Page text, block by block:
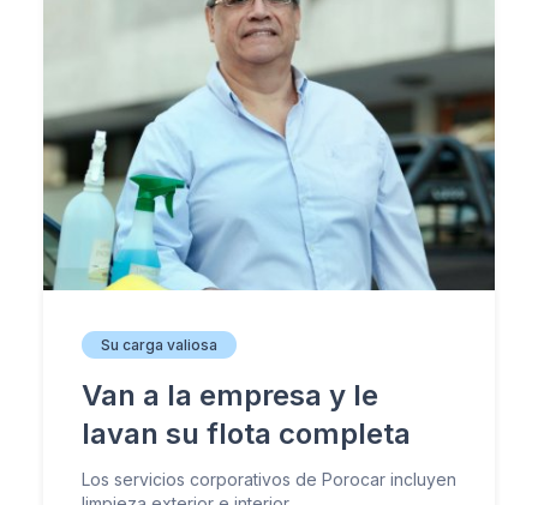
Su carga valiosa
Van a la empresa y le
lavan su flota completa
Los servicios corporativos de Porocar incluyen